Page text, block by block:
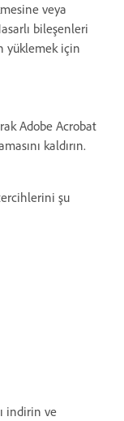
veya
bileşenleri
yüklemek için
Adobe Acrobat
kaldırın.
şu
indirin ve